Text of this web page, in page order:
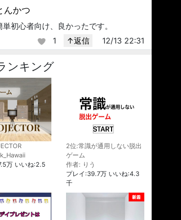
んかつ
単初心者向け、良かったです。
1
↑返信 12/13 22:31
ンキング
万 いいね:2.5
2位:常識が通用しない脱出
ゲーム
作者: りう
プレイ:39.7万 いいね:4.3
千